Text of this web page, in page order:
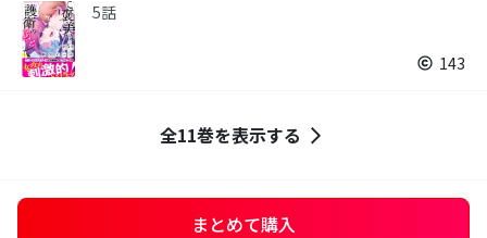
5話
143
全11巻を表示する
まとめて購入